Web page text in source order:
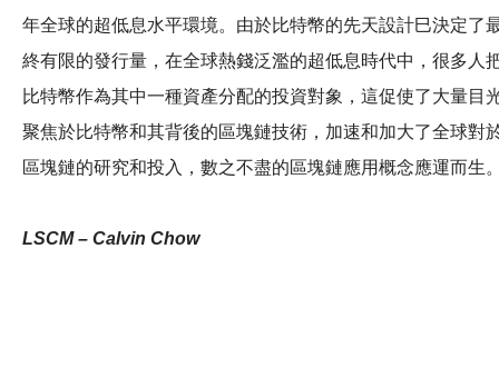
年全球的超低息水平環境。由於比特幣的先天設計巳決定了
終有限的發行量，在全球熱錢泛濫的超低息時代中，很多人
比特幣作為其中一種資產分配的投資對象，這促使了大量目
聚焦於比特幣和其背後的區塊鏈技術，加速和加大了全球對
區塊鏈的研究和投入，數之不盡的區塊鏈應用概念應運而生
LSCM – Calvin Chow